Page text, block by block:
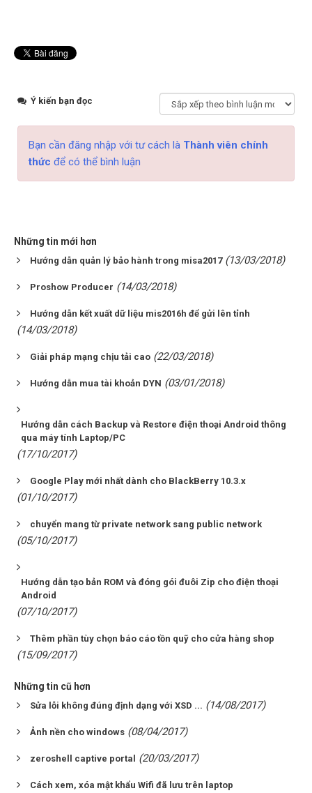
Ý kiến bạn đọc
Bạn cần đăng nhập với tư cách là Thành viên chính
thức để có thể bình luận
Những tin mới hơn
Hướng dẫn quản lý bảo hành trong misa2017 (13/03/2018)
Proshow Producer (14/03/2018)
Hướng dẫn kết xuất dữ liệu mis2016h để gửi lên tỉnh
(14/03/2018)
Giải pháp mạng chịu tải cao (22/03/2018)
Hướng dẫn mua tài khoản DYN (03/01/2018)
Hướng dẫn cách Backup và Restore điện thoại Android thông
qua máy tính Laptop/PC
(17/10/2017)
Google Play mới nhất dành cho BlackBerry 10.3.x
(01/10/2017)
chuyển mang từ private network sang public network
(05/10/2017)
Hướng dẫn tạo bản ROM và đóng gói đuôi Zip cho điện thoại
Android
(07/10/2017)
Thêm phần tùy chọn báo cáo tồn quỹ cho cửa hàng shop
(15/09/2017)
Những tin cũ hơn
Sửa lỗi không đúng định dạng với XSD ... (14/08/2017)
Ảnh nền cho windows (08/04/2017)
zeroshell captive portal (20/03/2017)
Cách xem, xóa mật khẩu Wifi đã lưu trên laptop